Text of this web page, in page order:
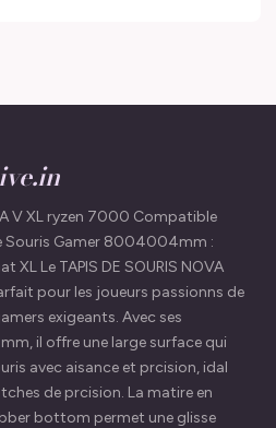
V XL ryzen 7000 Compatible
Souris Gamer 8004004mm :
Le TAPIS DE SOURIS NOVA
pour les joueurs passionns de
exigeants. Avec ses
il offre une large surface qui
avec aisance et prcision, idal
de prcision. La matire en
bottom permet une glisse